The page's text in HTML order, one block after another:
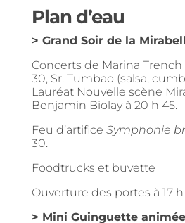
Plan d’eau
> Grand Soir de la
Concerts de Marina Trench
30, Sr. Tumbao (salsa,
Lauréat Nouvelle scène
Benjamin Biolay à 20 h 45.
Feu d’artifice Symphonie
30.
Foodtrucks et buvette
Ouverture des portes à 17
> Mini Guinguette animée